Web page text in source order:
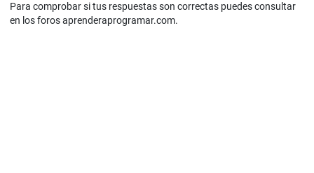
Para comprobar si tus respuestas son correctas puedes consultar
en los foros aprenderaprogramar.com.